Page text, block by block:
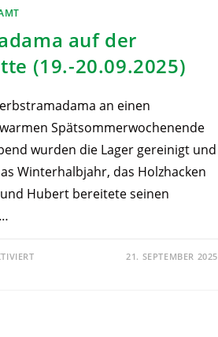
auf der
(19.-20.09.2025)
an einen
Spätsommerwochenende
wurden die Lager gereinigt und
Winterhalbjahr, das Holzhacken
Hubert bereitete seinen
21. SEPTEMBER 2025